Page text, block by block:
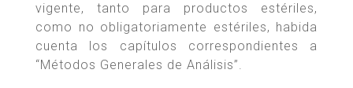
vigente, tanto para productos estériles,
como no obligatoriamente estériles, habida
cuenta los capítulos correspondientes a
“Métodos Generales de Análisis”.